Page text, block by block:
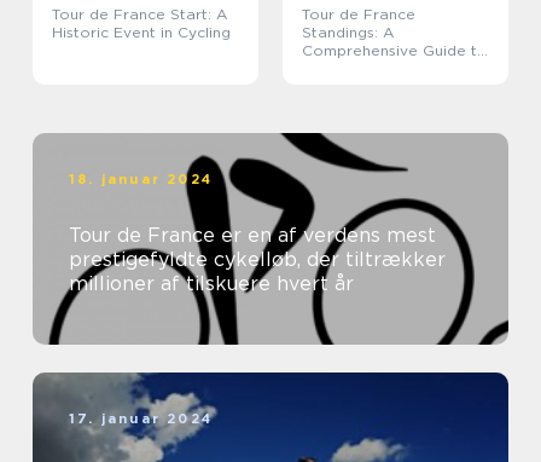
Tour de France Start: A
Historic Event in Cycling
Tour de France
Standings: A
Comprehensive Guide to
18. januar 2024
Tour de France er en af verdens mest
prestigefyldte cykelløb, der tiltrækker
millioner af tilskuere hvert år
17. januar 2024